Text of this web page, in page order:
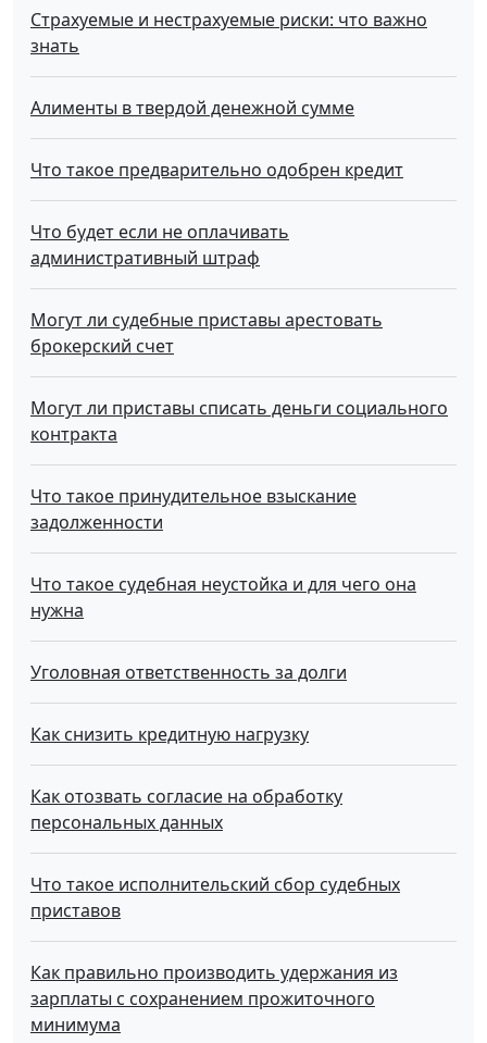
Страхуемые и нестрахуемые риски: что важно
знать
Алименты в твердой денежной сумме
Что такое предварительно одобрен кредит
Что будет если не оплачивать
административный штраф
Могут ли судебные приставы арестовать
брокерский счет
Могут ли приставы списать деньги социального
контракта
Что такое принудительное взыскание
задолженности
Что такое судебная неустойка и для чего она
нужна
Уголовная ответственность за долги
Как снизить кредитную нагрузку
Как отозвать согласие на обработку
персональных данных
Что такое исполнительский сбор судебных
приставов
Как правильно производить удержания из
зарплаты с сохранением прожиточного
минимума